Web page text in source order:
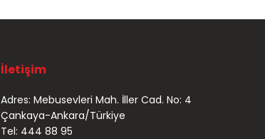
İletişim
Adres: Mebusevleri Mah. İller Cad. No: 4
Çankaya-Ankara/Türkiye
Tel: 444 88 95